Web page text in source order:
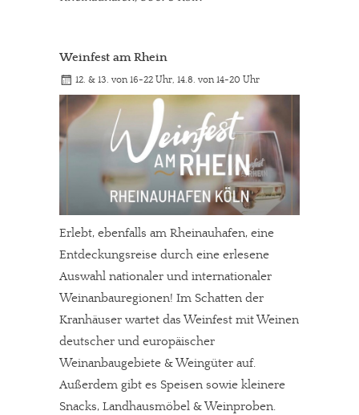
Weinfest am Rhein
12. & 13. von 16-22 Uhr, 14.8. von 14-20 Uhr
Erlebt, ebenfalls am Rheinauhafen, eine
Entdeckungsreise durch eine erlesene
Auswahl nationaler und internationaler
Weinanbauregionen! Im Schatten der
Kranhäuser wartet das Weinfest mit Weinen
deutscher und europäischer
Weinanbaugebiete & Weingüter auf.
Außerdem gibt es Speisen sowie kleinere
Snacks, Landhausmöbel & Weinproben.